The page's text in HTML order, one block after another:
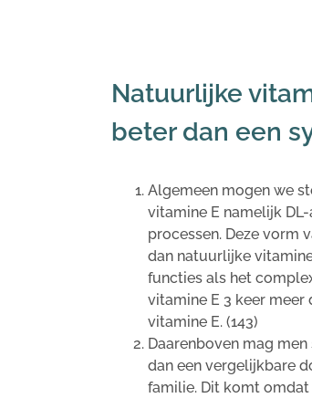
Natuurlijke
beter dan een
Algemeen mogen we
vitamine E namelijk
processen. Deze vorm
dan natuurlijke
functies als het
vitamine E 3 keer
vitamine E. (143)
Daarenboven mag
dan een vergelijkbare
familie. Dit komt